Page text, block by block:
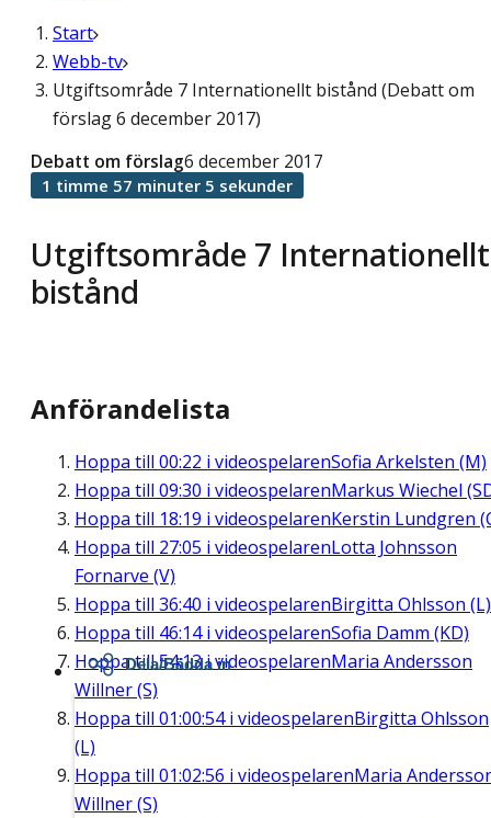
Start
Webb-tv
Utgiftsområde 7 Internationellt bistånd (Debatt om
förslag 6 december 2017)
Utgiftsområde 7 Internationellt
bistånd
Debatt om förslag6 december 2017
1 timme 57 minuter 5 sekunder
Anförandelista
Hoppa till 00:22 i videospelarenSofia Arkelsten (M)
Hoppa till 09:30 i videospelarenMarkus Wiechel
Hoppa till 18:19 i videospelarenKerstin Lundgren
Hoppa till 27:05 i videospelarenLotta Johnsson
Fornarve (V)
Hoppa till 36:40 i videospelarenBirgitta Ohlsson (L)
Hoppa till 46:14i videospelarenSofia Damm (KD)
Hoppa till54:13i videospelarenMaria Andersson
Willner (S)
Hoppa till 01:00:54i videospelarenBirgitta Ohlsson
(L)
Hoppa till 01:02:56 i videospelarenMaria
Willner (S)
Dela/Bädda in